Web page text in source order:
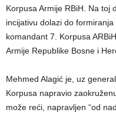
Korpusa Armije RBiH. Na toj
incijativu dolazi do
komandant 7. Korpusa
Armije Republike Bosne i
Mehmed Alagić je, uz
Korpusa napravio
može reći, napravljen “od